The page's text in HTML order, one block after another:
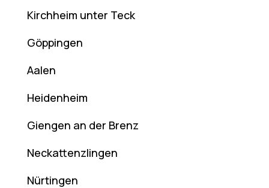
Kirchheim unter Teck
Göppingen
Aalen
Heidenheim
Giengen an der Brenz
Neckattenzlingen
Nürtingen